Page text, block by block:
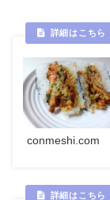
conmeshi.com